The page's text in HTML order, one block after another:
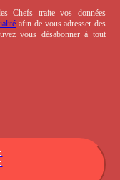
Chefs traite vos données
afin de vous adresser des
vous désabonner à tout